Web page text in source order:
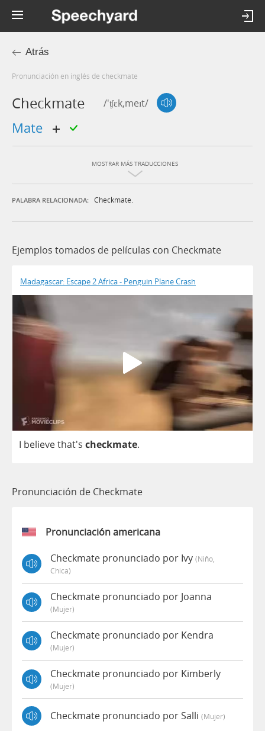
Atrás
Pronunciación en inglés de checkmate
Checkmate /'ʧɛk,meɪt/
mate
MOSTRAR MÁS TRADUCCIONES
PALABRA RELACIONADA: Checkmate.
Ejemplos tomados de películas con Checkmate
Madagascar: Escape 2 Africa - Penguin Plane Crash
I believethat's checkmate.
Pronunciación de Checkmate
Pronunciación americana
Checkmate pronunciado por Ivy (niño,
Chica)
Checkmate pronunciado por Joanna
(mujer)
Checkmate pronunciado por Kendra
(mujer)
Checkmate pronunciado por Kimberly
(mujer)
Checkmate pronunciado por Salli (mujer)